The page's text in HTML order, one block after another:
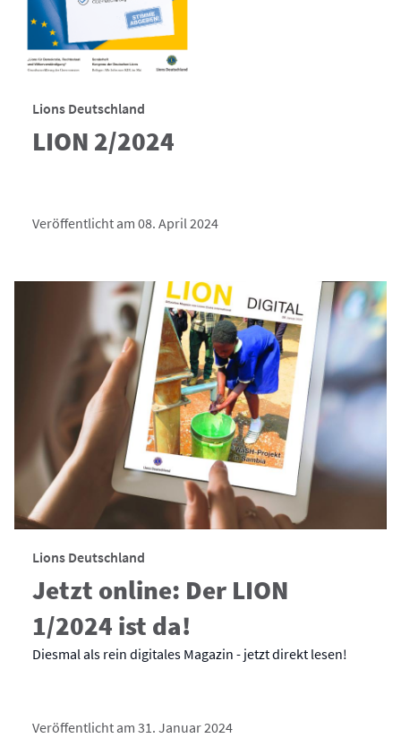
Lions Deutschland
LION 2/2024
Veröffentlicht am 08. April 2024
Lions Deutschland
Jetzt online: Der LION
1/2024 ist da!
Diesmal als rein digitales Magazin - jetzt direkt lesen!
Veröffentlicht am 31. Januar 2024